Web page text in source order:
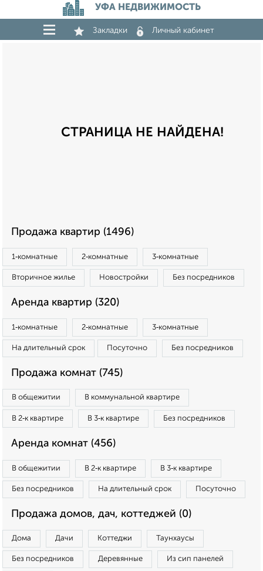
УФА НЕДВИЖИМОСТЬ
Закладки Личный кабинет
СТРАНИЦА НЕ НАЙДЕНА!
Продажа квартир (1496)
1‑комнатные 2‑комнатные 3‑комнатные
Вторичное жилье Новостройки Без посредников
Аренда квартир (320)
1‑комнатные 2‑комнатные 3‑комнатные
На длительный срок Посуточно Без посредников
Продажа комнат (745)
В общежитии В коммунальной квартире
В 2‑к квартире В 3‑к квартире Без посредников
Аренда комнат (456)
В общежитии В 2‑к квартире В 3‑к квартире
Без посредников На длительный срок Посуточно
Продажа домов, дач, коттеджей (0)
Дома Дачи Коттеджи Таунхаусы
Без посредников Деревянные Из сип панелей